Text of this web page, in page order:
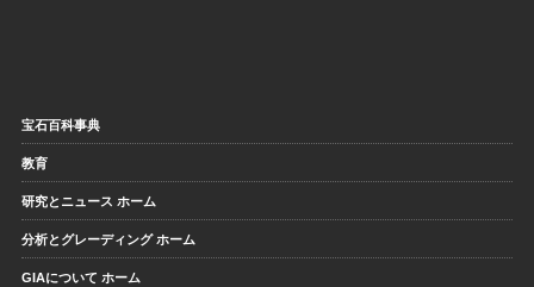
宝石百科事典
教育
研究とニュース ホーム
分析とグレーディング ホーム
GIAについて ホーム